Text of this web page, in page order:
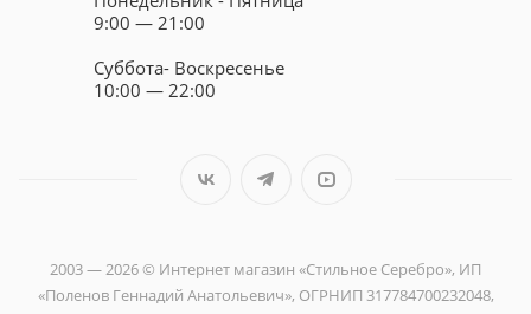
9:00 — 21:00
Суббота- Воскресенье
10:00 — 22:00
2003 — 2026 © Интернет магазин «Стильное Серебро», ИП
«Поленов Геннадий Анатольевич», ОГРНИП 317784700232048,